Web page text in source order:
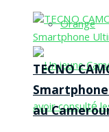
Orange
TECNO
au